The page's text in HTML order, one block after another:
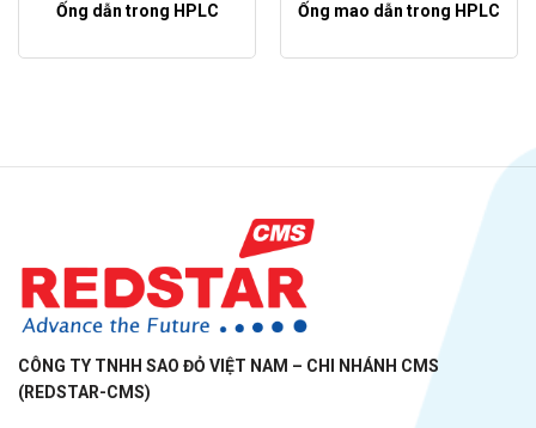
Ống dẫn trong HPLC Ống mao dẫn trong HPLC
CÔNG TY TNHH SAO ĐỎ VIỆT NAM – CHI NHÁNH CMS
(REDSTAR-CMS)